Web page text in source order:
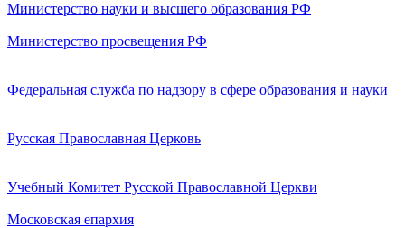
Министерство науки и высшего образования РФ
Министерство просвещения РФ
Федеральная служба по надзору в сфере образования и науки
Русская Православная Церковь
Учебный Комитет Русской Православной Церкви
Московская епархия